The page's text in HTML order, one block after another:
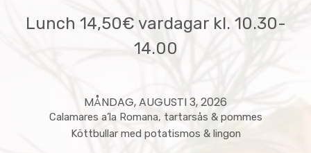
Lunch 14,50€ vardagar kl. 10.30-
14.00
MÅNDAG, AUGUSTI 3, 2026
Calamares a’la Romana, tartarsås & pommes
Köttbullar med potatismos & lingon